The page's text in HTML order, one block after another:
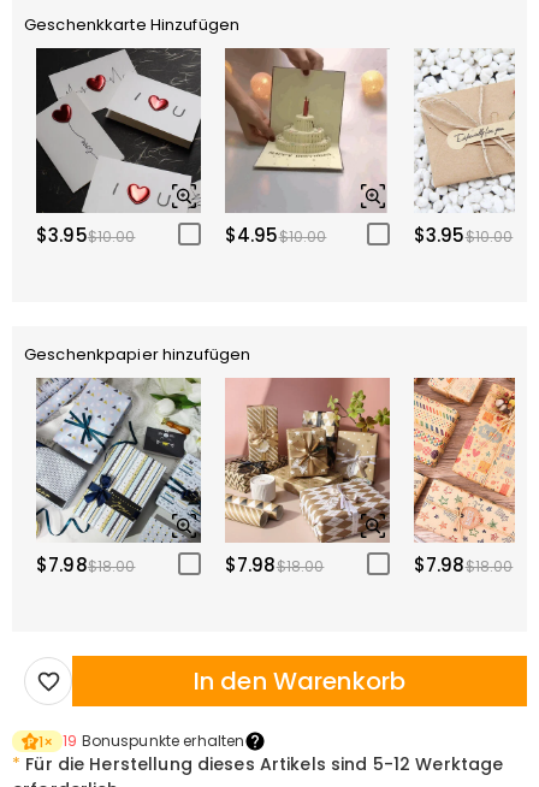
Geschenkkarte Hinzufügen
$3.95$10.00 $4.95$10.00 $3.95$10.00
Geschenkpapier hinzufügen
$7.98$18.00 $7.98$18.00 $7.98$18.00
In den Warenkorb
1× 19 Bonuspunkte erhalten
* Für die Herstellung dieses Artikels sind 5-12 Werktage